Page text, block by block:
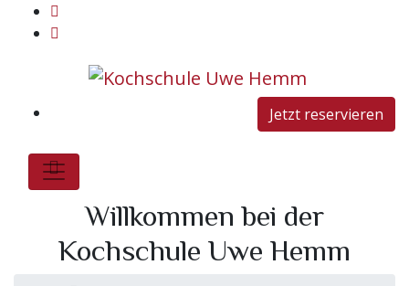
Jetzt reservieren
Willkommen bei der
Kochschule Uwe Hemm